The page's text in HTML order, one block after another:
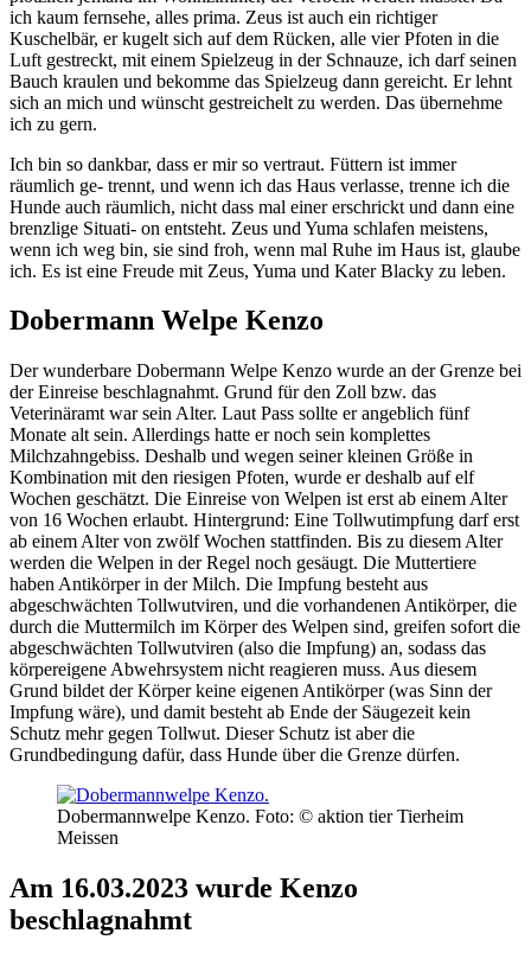
ich kaum fernsehe, alles prima. Zeus ist auch ein richtiger
Kuschelbär, er kugelt sich auf dem Rücken, alle vier Pfoten in die
Luft gestreckt, mit einem Spielzeug in der Schnauze, ich darf seinen
Bauch kraulen und bekomme das Spielzeug dann gereicht. Er lehnt
sich an mich und wünscht gestreichelt zu werden. Das übernehme
ich zu gern.
Ich bin so dankbar, dass er mir so vertraut. Füttern ist immer
räumlich ge- trennt, und wenn ich das Haus verlasse, trenne ich die
Hunde auch räumlich, nicht dass mal einer erschrickt und dann eine
brenzlige Situati- on entsteht. Zeus und Yuma schlafen meistens,
wenn ich weg bin, sie sind froh, wenn mal Ruhe im Haus ist, glaube
ich. Es ist eine Freude mit Zeus, Yuma und Kater Blacky zu leben.
Dobermann Welpe Kenzo
Der wunderbare Dobermann Welpe Kenzo wurde an der Grenze bei
der Einreise beschlagnahmt. Grund für den Zoll bzw. das
Veterinäramt war sein Alter. Laut Pass sollte er angeblich fünf
Monate alt sein. Allerdings hatte er noch sein komplettes
Milchzahngebiss. Deshalb und wegen seiner kleinen Größe in
Kombination mit den riesigen Pfoten, wurde er deshalb auf elf
Wochen geschätzt. Die Einreise von Welpen ist erst ab einem Alter
von 16 Wochen erlaubt. Hintergrund: Eine Tollwutimpfung darf erst
ab einem Alter von zwölf Wochen stattfinden. Bis zu diesem Alter
werden die Welpen in der Regel noch gesäugt. Die Muttertiere
haben Antikörper in der Milch. Die Impfung besteht aus
abgeschwächten Tollwutviren, und die vorhandenen Antikörper, die
durch die Muttermilch im Körper des Welpen sind, greifen sofort die
abgeschwächten Tollwutviren (also die Impfung) an, sodass das
körpereigene Abwehrsystem nicht reagieren muss. Aus diesem
Grund bildet der Körper keine eigenen Antikörper (was Sinn der
Impfung wäre), und damit besteht ab Ende der Säugezeit kein
Schutz mehr gegen Tollwut. Dieser Schutz ist aber die
Grundbedingung dafür, dass Hunde über die Grenze dürfen.
Dobermannwelpe Kenzo. Foto: © aktion tier Tierheim
Meissen
Am 16.03.2023 wurde Kenzo
beschlagnahmt